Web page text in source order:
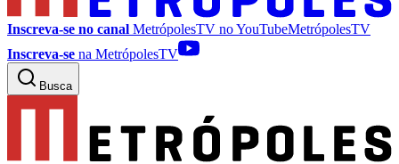
Inscreva-se no canal MetrópolesTV noYouTubeMetrópolesTV
Inscreva-se na MetrópolesTV
Busca